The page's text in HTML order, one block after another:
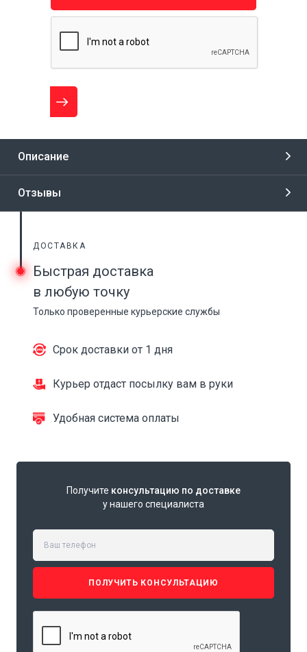
Описание
Отзывы
ДОСТАВКА
Быстрая доставка
в любую точку
Только проверенные курьерские службы
Срок доставки от 1 дня
Курьер отдаст посылку вам в руки
Удобная система оплаты
Получите консультацию по доставке
у нашего специалиста
ПОЛУЧИТЬ КОНСУЛЬТАЦИЮ